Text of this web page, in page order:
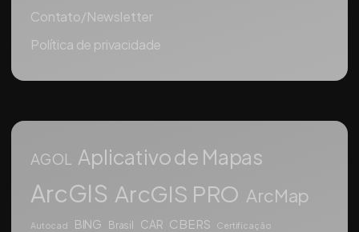
Contato/Newsletter
Política de privacidade
AGOL Aplicativo de Mapas
ArcGIS ArcGIS PRO ArcMap
Autocad BING Brasil CAR CBERS Certificação